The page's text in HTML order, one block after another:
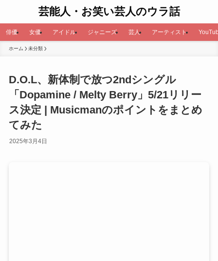
芸能人・お笑い芸人のウラ話
俳優 女優 アイドル ジャニーズ 芸人 アーティスト
ホーム 未分類
D.O.L、新体制で放つ2ndシングル
「Dopamine / Melty Berry」5/21リリー
ス決定 | Musicmanのポイントをまとめ
てみた
2025年3月4日